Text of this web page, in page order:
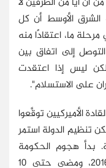
الأوسط أن كل
ما، اعتقادًا منه
إلى اتفاق بين
ليس إذا اعتقدت
على الاستسلام".
الأميركيين توقَّعوا
تنظيم الدولة استمر
بدأ هجوم الحكومة
العراقية في 16 أكتوبر/تشرين الأول 2016، ومضى حتى 10